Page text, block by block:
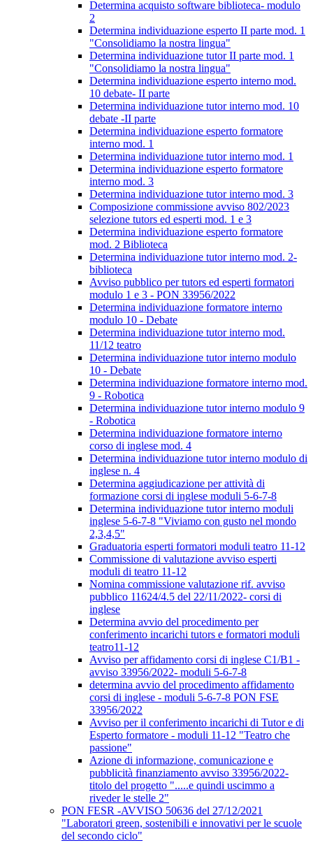
Determina acquisto software biblioteca- modulo
2
Determina individuazione esperto II parte mod. 1
"Consolidiamo la nostra lingua"
Determina individuazione tutor II parte mod. 1
"Consolidiamo la nostra lingua"
Determina individuazione esperto interno mod.
10 debate- II parte
Determina individuazione tutor interno mod. 10
debate -II parte
Determina individuazione esperto formatore
interno mod. 1
Determina individuazione tutor interno mod. 1
Determina individuazione esperto formatore
interno mod. 3
Determina individuazione tutor interno mod. 3
Composizione commissione avviso 802/2023
selezione tutors ed esperti mod. 1 e 3
Determina individuazione esperto formatore
mod. 2 Biblioteca
Determina individuazione tutor interno mod. 2-
biblioteca
Avviso pubblico per tutors ed esperti formatori
modulo 1 e 3 - PON 33956/2022
Determina individuazione formatore interno
modulo 10 - Debate
Determina individuazione tutor interno mod.
11/12 teatro
Determina individuazione tutor interno modulo
10 - Debate
Determina individuazione formatore interno mod.
9 - Robotica
Determina individuazione tutor interno modulo 9
- Robotica
Determina individuazione formatore interno
corso di inglese mod. 4
Determina individuazione tutor interno modulo di
inglese n. 4
Determina aggiudicazione per attività di
formazione corsi di inglese moduli 5-6-7-8
Determina individuazione tutor interno moduli
inglese 5-6-7-8 "Viviamo con gusto nel mondo
2,3,4,5"
Graduatoria esperti formatori moduli teatro 11-12
Commissione di valutazione avviso esperti
moduli di teatro 11-12
Nomina commissione valutazione rif. avviso
pubblico 11624/4.5 del 22/11/2022- corsi di
inglese
Determina avvio del procedimento per
conferimento incarichi tutors e formatori moduli
teatro11-12
Avviso per affidamento corsi di inglese C1/B1 -
avviso 33956/2022- moduli 5-6-7-8
determina avvio del procedimento affidamento
corsi di inglese - moduli 5-6-7-8 PON FSE
33956/2022
Avviso per il conferimento incarichi di Tutor e di
Esperto formatore - moduli 11-12 "Teatro che
passione"
Azione di informazione, comunicazione e
pubblicità finanziamento avviso 33956/2022-
titolo del progetto ".....e quindi uscimmo a
riveder le stelle 2"
PON FESR -AVVISO 50636 del 27/12/2021
"Laboratori green, sostenibili e innovativi per le scuole
del secondo ciclo"